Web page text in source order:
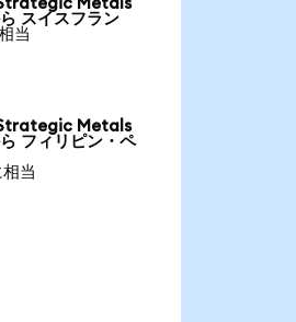
Metals
スイスフラン
当
Metals
フィリピン・ペ
当